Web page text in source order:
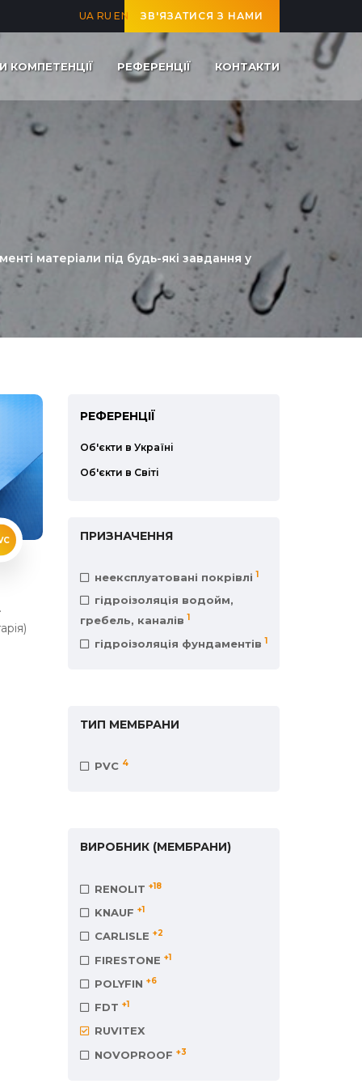
UA RU EN ЗВ'ЯЗАТИСЯ З НАМИ
КОМПЕТЕНЦІЇ РЕФЕРЕНЦІЇ КОНТАКТИ
матеріали під будь-які завдання у
РЕФЕРЕНЦІЇ
Об'єкти в Україні
Об'єкти в Світі
ПРИЗНАЧЕННЯ
неексплуатовані покрівлі 1
гідроізоляція водойм,
гребель, каналів 1
гідроізоляція фундаментів 1
ТИП МЕМБРАНИ
PVC 4
ВИРОБНИК (МЕМБРАНИ)
RENOLIT +18
KNAUF +1
СARLISLE +2
FIRESTONE +1
POLYFIN +6
FDT +1
RUVITEX
NOVOPROOF +3